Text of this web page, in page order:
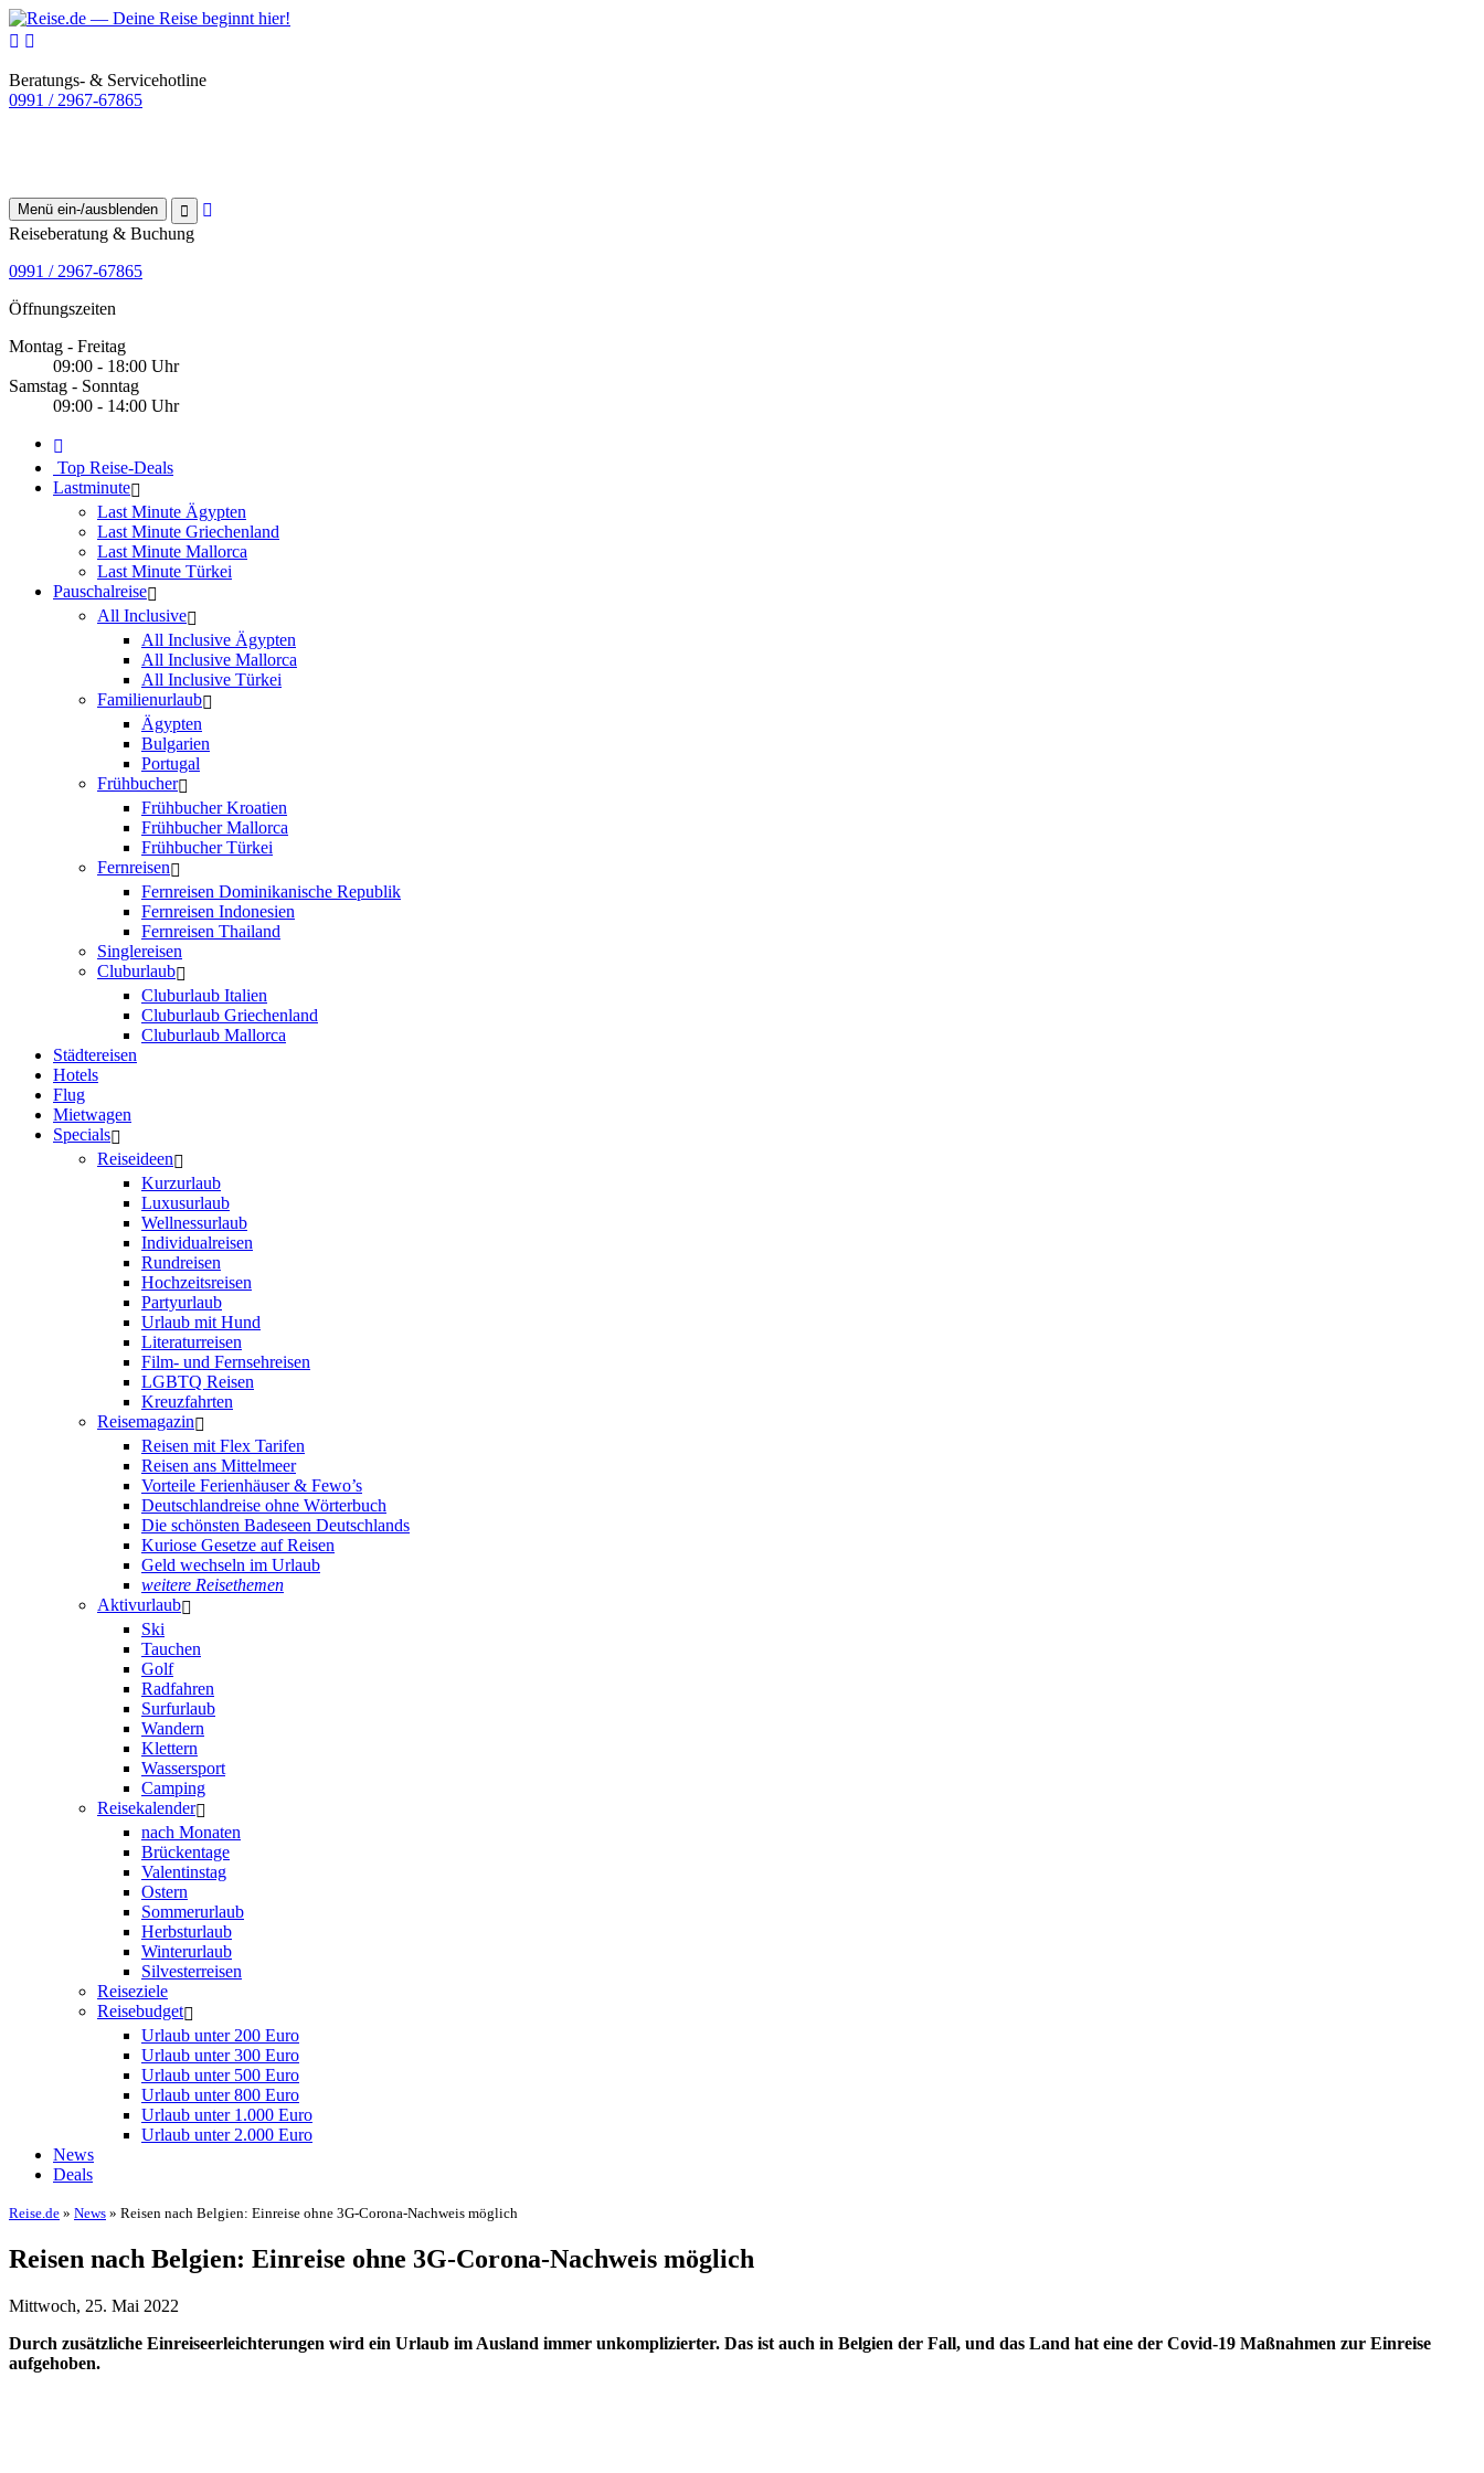
Beratungs- & Servicehotline
0991 / 2967-67865
Menü ein-/ausblenden
Reiseberatung & Buchung
0991 / 2967-67865
Öffnungszeiten
Montag - Freitag
09:00 - 18:00 Uhr
Samstag - Sonntag
09:00 - 14:00 Uhr
Top Reise-Deals
Lastminute
Last Minute Ägypten
Last Minute Griechenland
Last Minute Mallorca
Last Minute Türkei
Pauschalreise
All Inclusive
All Inclusive Ägypten
All Inclusive Mallorca
All Inclusive Türkei
Familienurlaub
Ägypten
Bulgarien
Portugal
Frühbucher
Frühbucher Kroatien
Frühbucher Mallorca
Frühbucher Türkei
Fernreisen
Fernreisen Dominikanische Republik
Fernreisen Indonesien
Fernreisen Thailand
Singlereisen
Cluburlaub
Cluburlaub Italien
Cluburlaub Griechenland
Cluburlaub Mallorca
Städtereisen
Hotels
Flug
Mietwagen
Specials
Reiseideen
Kurzurlaub
Luxusurlaub
Wellnessurlaub
Individualreisen
Rundreisen
Hochzeitsreisen
Partyurlaub
Urlaub mit Hund
Literaturreisen
Film- und Fernsehreisen
LGBTQ Reisen
Kreuzfahrten
Reisemagazin
Reisen mit Flex Tarifen
Reisen ans Mittelmeer
Vorteile Ferienhäuser & Fewo’s
Deutschlandreise ohne Wörterbuch
Die schönsten Badeseen Deutschlands
Kuriose Gesetze auf Reisen
Geld wechseln im Urlaub
weitere Reisethemen
Aktivurlaub
Ski
Tauchen
Golf
Radfahren
Surfurlaub
Wandern
Klettern
Wassersport
Camping
Reisekalender
nach Monaten
Brückentage
Valentinstag
Ostern
Sommerurlaub
Herbsturlaub
Winterurlaub
Silvesterreisen
Reiseziele
Reisebudget
Urlaub unter 200 Euro
Urlaub unter 300 Euro
Urlaub unter 500 Euro
Urlaub unter 800 Euro
Urlaub unter 1.000 Euro
Urlaub unter 2.000 Euro
News
Deals
Reise.de » News » Reisen nach Belgien: Einreise ohne 3G-Corona-Nachweis möglich
Reisen nach Belgien: Einreise ohne 3G-Corona-Nachweis möglich
Mittwoch, 25. Mai 2022
Durch zusätzliche Einreiseerleichterungen wird ein Urlaub im Ausland immer unkomplizierter. Das ist auch in Belgien der Fall, und das Land hat eine der Covid-19 Maßnahmen zur Einreise
aufgehoben.